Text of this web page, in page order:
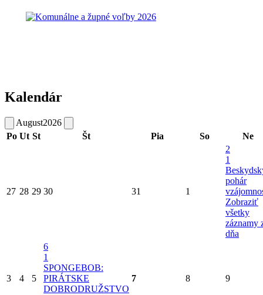
Kalendár
August2026
Po Ut St Št Pia So Ne
27 28 29 30 31 1
2
1
pohár
Zobraziť
všetky
záznamy
dňa
3 4 5
6
1
SPONGEBOB:
PIRÁTSKE
DOBRODRUŽSTVO
7 8 9